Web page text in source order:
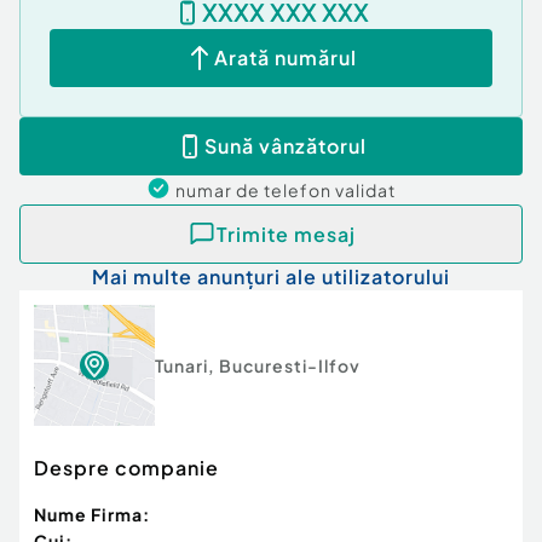
Număr niveluri imobil:1
mai mult de 3
Comision cumpărător:3%
Nr. locuri parcare:4
Apă
Gaz
Climă
XXXX XXX XXX
Arată numărul
Sună vânzătorul
numar de telefon validat
Trimite mesaj
Mai multe anunțuri ale utilizatorului
Tunari, Bucuresti-Ilfov
Despre companie
Nume Firma: